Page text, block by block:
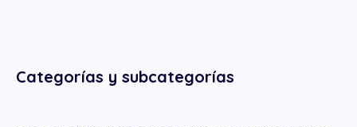
Categorías y subcategorías